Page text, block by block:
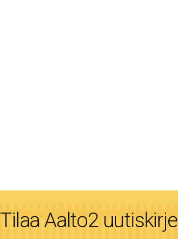
Tilaa Aalto2 uutiskirje